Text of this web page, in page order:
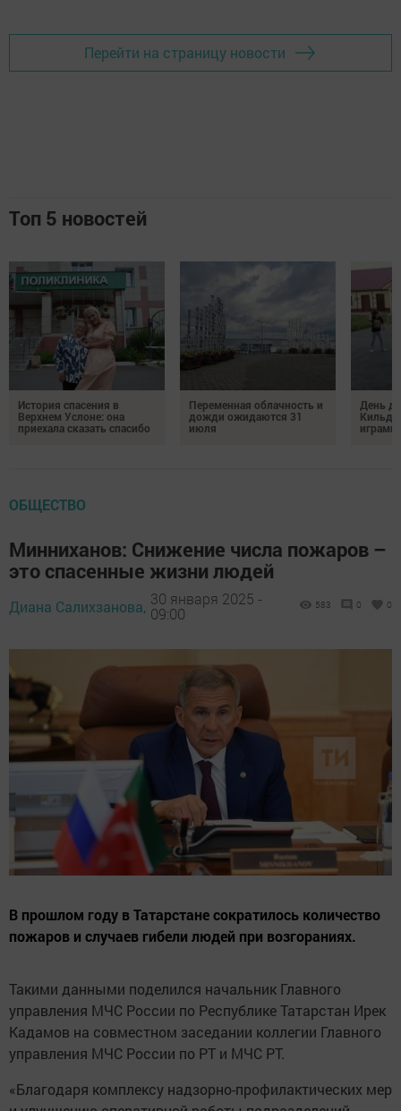
Перейти на страницу новости
Топ 5 новостей
История спасения в
Верхнем Услоне: она
приехала сказать спасибо
Переменная облачность и
дожди ожидаются 31
июля
День
играми
ОБЩЕСТВО
Минниханов: Снижение числа пожаров –
это спасенные жизни людей
Диана Салихзанова, 30 января 2025 -
09:00
583 0 0
В прошлом году в Татарстане сократилось количество
пожаров и случаев гибели людей при возгораниях.
Такими данными поделился начальник Главного
управления МЧС России по Республике Татарстан Ирек
Кадамов на совместном заседании коллегии Главного
управления МЧС России по РТ и МЧС РТ.
«Благодаря комплексу надзорно-профилактических мер